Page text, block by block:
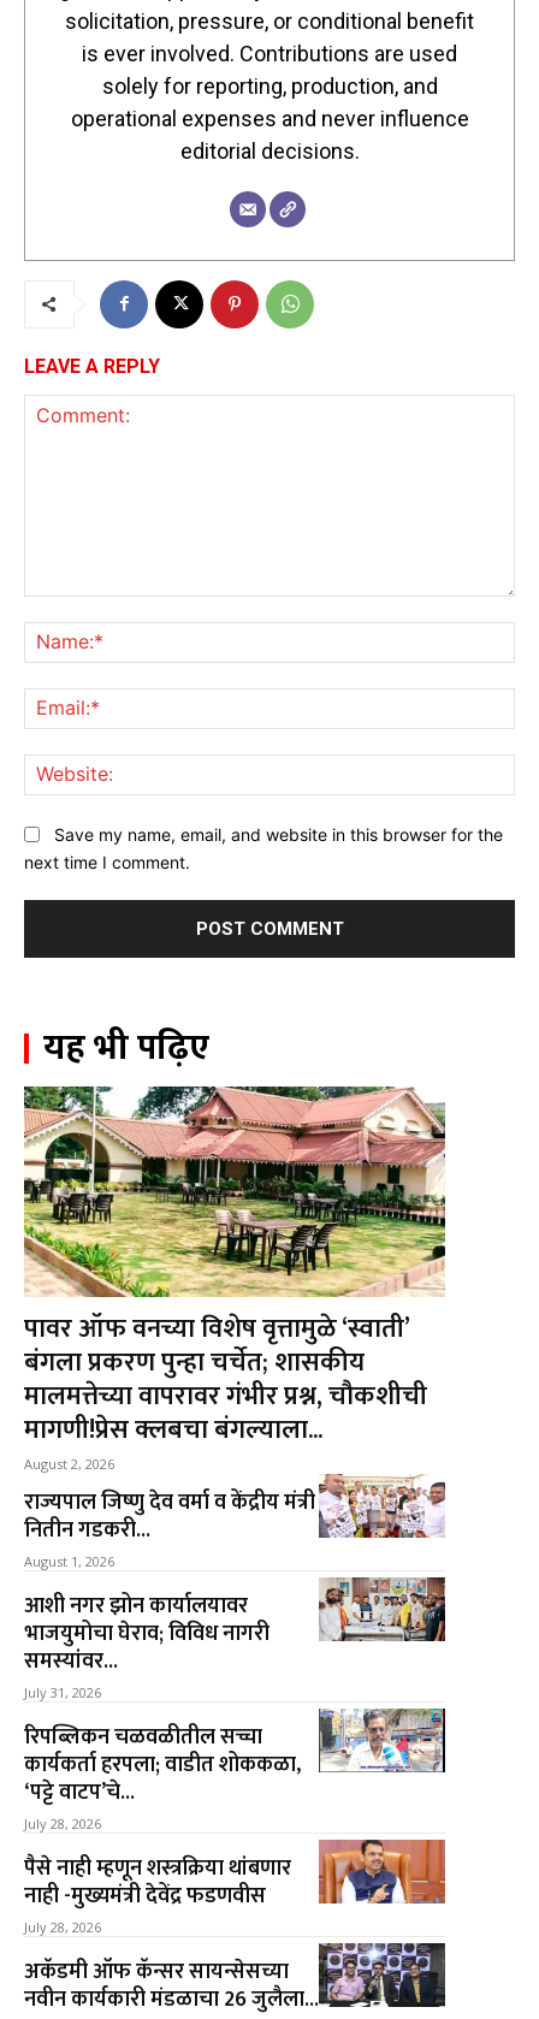
solicitation, pressure, or conditional benefit
is ever involved. Contributions are used
solely for reporting, production, and
operational expenses and never influence
editorial decisions.
LEAVE A REPLY
Save my name, email, and website in this browser for the
next time I comment.
यह भी पढ़िए
पावर ऑफ वनच्या विशेष वृत्तामुळे ‘स्वाती’
बंगला प्रकरण पुन्हा चर्चेत; शासकीय
मालमत्तेच्या वापरावर गंभीर प्रश्न, चौकशीची
मागणी!प्रेस क्लबचा बंगल्याला...
August 2, 2026
राज्यपाल जिष्णु देव वर्मा व केंद्रीय मंत्री
नितीन गडकरी...
August 1, 2026
आशी नगर झोन कार्यालयावर
भाजयुमोचा घेराव; विविध नागरी
समस्यांवर...
July 31, 2026
रिपब्लिकन चळवळीतील सच्चा
कार्यकर्ता हरपला; वाडीत शोककळा,
‘पट्टे वाटप’चे...
July 28, 2026
पैसे नाही म्हणून शस्त्रक्रिया थांबणार
नाही -मुख्यमंत्री देवेंद्र फडणवीस
July 28, 2026
अकॅडमी ऑफ कॅन्सर सायन्सेसच्या
नवीन कार्यकारी मंडळाचा 26 जुलैला...